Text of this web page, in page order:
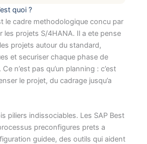
quoi ?
le cadre methodologique concu par
les projets S/4HANA. Il a ete pense
projets autour du standard,
et securiser chaque phase de
n’est pas qu’un planning : c’est
le projet, du cadrage jusqu’a
piliers indissociables. Les SAP Best
preconfigures prets a
guidee, des outils qui aident